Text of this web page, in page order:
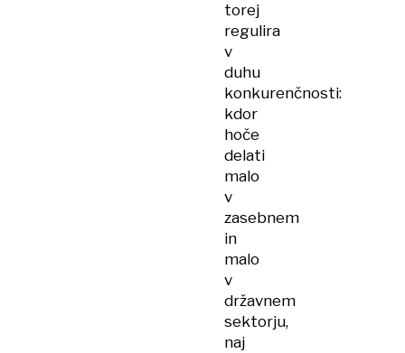
torej
regulira
v
duhu
konkurenčnosti:
kdor
hoče
delati
malo
v
zasebnem
in
malo
v
državnem
sektorju,
naj